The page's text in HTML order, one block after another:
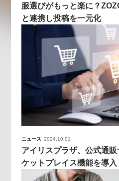
服選びがもっと楽に？
と連携し投稿を一元化
ニュース 2024.10.01
アイリスプラザ、公式通
ケットプレイス機能を導入